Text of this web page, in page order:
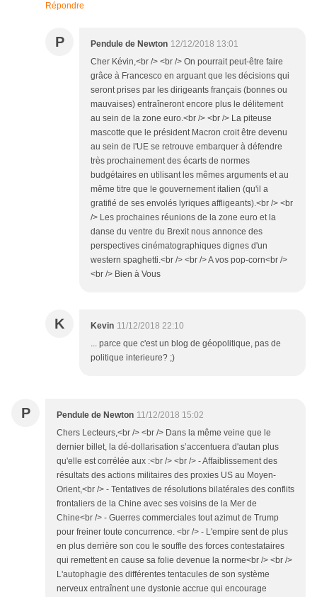
Répondre
P Pendule de Newton 12/12/2018 13:01
Cher Kévin,<br /> <br /> On pourrait peut-être faire
grâce à Francesco en arguant que les décisions qui
seront prises par les dirigeants français (bonnes ou
mauvaises) entraîneront encore plus le délitement
au sein de la zone euro.<br /> <br /> La piteuse
mascotte que le président Macron croit être devenu
au sein de l'UE se retrouve embarquer à défendre
très prochainement des écarts de normes
budgétaires en utilisant les mêmes arguments et au
même titre que le gouvernement italien (qu'il a
gratifié de ses envolés lyriques affligeants).<br /> <br
/> Les prochaines réunions de la zone euro et la
danse du ventre du Brexit nous annonce des
perspectives cinématographiques dignes d'un
western spaghetti.<br /> <br /> A vos pop-corn<br />
<br /> Bien à Vous
K Kevin 11/12/2018 22:10
... parce que c'est un blog de géopolitique, pas de
politique interieure? ;)
P Pendule de Newton 11/12/2018 15:02
Chers Lecteurs,<br /> <br /> Dans la même veine que le
dernier billet, la dé-dollarisation s’accentuera d'autan plus
qu'elle est corrélée aux :<br /> <br /> - Affaiblissement des
résultats des actions militaires des proxies US au Moyen-
Orient,<br /> - Tentatives de résolutions bilatérales des conflits
frontaliers de la Chine avec ses voisins de la Mer de
Chine<br /> - Guerres commerciales tout azimut de Trump
pour freiner toute concurrence. <br /> - L'empire sent de plus
en plus derrière son cou le souffle des forces contestataires
qui remettent en cause sa folie devenue la norme<br /> <br />
L'autophagie des différentes tentacules de son système
nerveux entraînent une dystonie accrue qui encourage